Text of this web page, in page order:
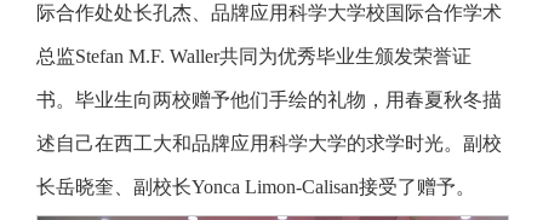
际合作处处长孔杰、品牌应用科学大学校国际合作学术
总监Stefan M.F. Waller共同为优秀毕业生颁发荣誉证
书。毕业生向两校赠予他们手绘的礼物，用春夏秋冬描
述自己在西工大和品牌应用科学大学的求学时光。副校
长岳晓奎、副校长Yonca Limon-Calisan接受了赠予。